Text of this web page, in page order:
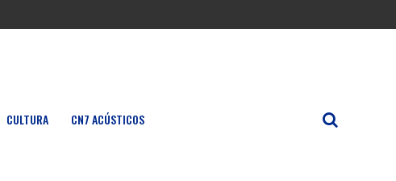
CULTURA CN7 ACÚSTICOS